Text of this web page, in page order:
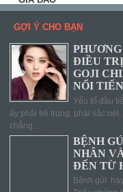
GỢI Ý CHO BẠN
ĐIỀU
GOJI
NỔI
Yếu tố đầu
ấy phải trẻ trung, phải sắc
chẳng ...
BỆNH
NHÂN
ĐẾN TỪ
Bệnh gút